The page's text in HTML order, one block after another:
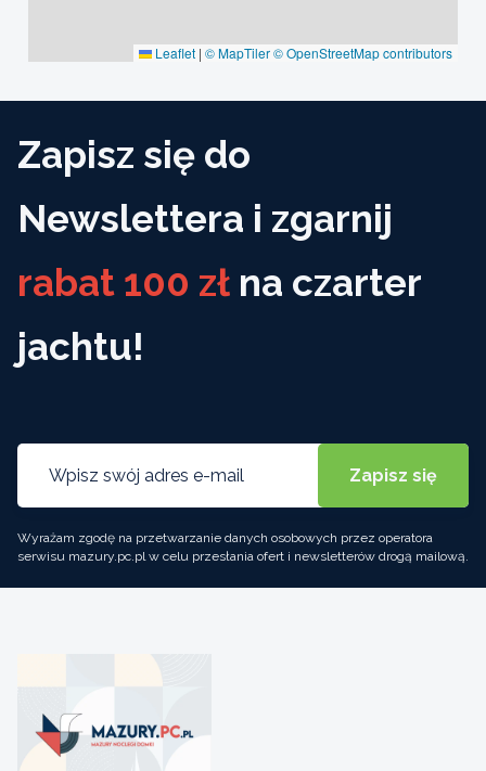
Leaflet | © MapTiler© OpenStreetMap contributors
Zapisz się do
Newslettera i zgarnij
rabat 100 zł na czarter
jachtu!
Wyrażam zgodę na przetwarzanie danych osobowych przez operatora
serwisu mazury.pc.pl w celu przesłania ofert i newsletterów drogą mailową.